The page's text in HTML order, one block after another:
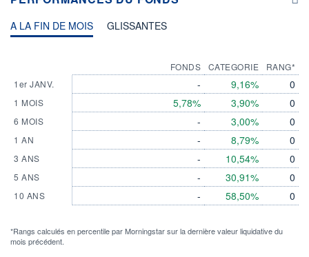
A LA FIN DE MOIS GLISSANTES
1er JANV.
1 MOIS
6 MOIS
1 AN
3 ANS
5 ANS
10 ANS
FONDS
-
5,78%
-
-
-
-
-
CATEGORIE
9,16%
3,90%
3,00%
8,79%
10,54%
30,91%
58,50%
RANG*
0
0
0
0
0
0
0
*Rangs calculés en percentile par Morningstar sur la dernière valeur liquidative du
mois précédent.